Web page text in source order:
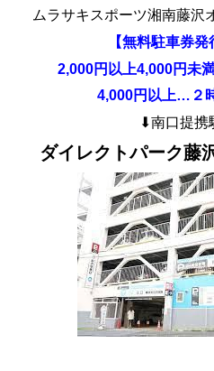
ムラサキスポーツ湘南藤沢
【無料駐車券発
2,000円以上4,000円未
4,000円以上…２
⬇︎南口提携
ダイレクトパーク藤